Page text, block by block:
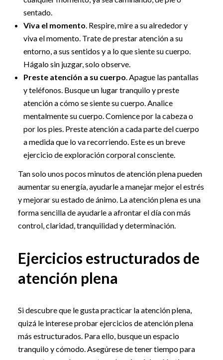
sentado.
Viva el momento. Respire, mire a su alrededor y
viva el momento. Trate de prestar atención a su
entorno, a sus sentidos y a lo que siente su cuerpo.
Hágalo sin juzgar, solo observe.
Preste atención a su cuerpo. Apague las pantallas
y teléfonos. Busque un lugar tranquilo y preste
atención a cómo se siente su cuerpo. Analice
mentalmente su cuerpo. Comience por la cabeza o
por los pies. Preste atención a cada parte del cuerpo
a medida que lo va recorriendo. Este es un breve
ejercicio de exploración corporal consciente.
Tan solo unos pocos minutos de atención plena pueden
aumentar su energía, ayudarle a manejar mejor el estrés
y mejorar su estado de ánimo. La atención plena es una
forma sencilla de ayudarle a afrontar el día con más
control, claridad, tranquilidad y determinación.
Ejercicios estructurados de
atención plena
Si descubre que le gusta practicar la atención plena,
quizá le interese probar ejercicios de atención plena
más estructurados. Para ello, busque un espacio
tranquilo y cómodo. Asegúrese de tener tiempo para